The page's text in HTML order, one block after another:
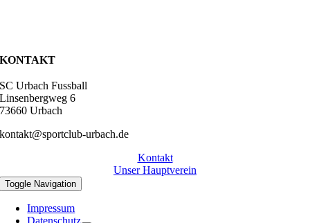
KONTAKT
SC Urbach Fussball
Linsenbergweg 6
73660 Urbach
kontakt@sportclub-urbach.de
Kontakt
Unser Hauptverein
Toggle Navigation
Impressum
Datenschutz